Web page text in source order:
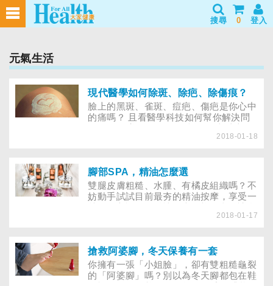
搜尋 0 登入
元氣生活
現代醫學如何除斑、除疤、除傷痕？
臉上的黑斑、雀斑、痘疤、傷疤是你心中
的痛嗎？ 且看醫學科技如何幫你解決問
東方婦女，往往會抱怨自己臉色暗沈，上
原因，包括黑色素增加、角質層、皮膚血
行不佳，只要了解原因，就不難提出解決
之道，黑色斑塊則有各種雷射儀器為我們
解決。
2018-01-18
腳部SPA，精油怎麼選
雙腿皮膚粗糙、水腫、有橘皮組織嗎？不
妨動手試試目前最夯的精油按摩，享受一
2018-01-17
搶救阿婆腳，冬天保養有一套
你擁有一張「小姐臉」，卻有雙粗糙龜裂
的「阿婆腳」嗎？別以為冬天腳都包在鞋